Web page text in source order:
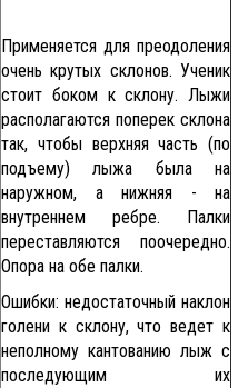
Применяется для преодоления
очень крутых склонов. Ученик
стоит боком к склону. Лыжи
располагаются поперек склона
так, чтобы верхняя часть (по
подъему) лыжа была на
наружном, а нижняя - на
внутреннем ребре. Палки
переставляются поочередно.
Опора на обе палки.
Ошибки: недостаточный наклон
голени к склону, что ведет к
неполному кантованию лыж с
последующим их